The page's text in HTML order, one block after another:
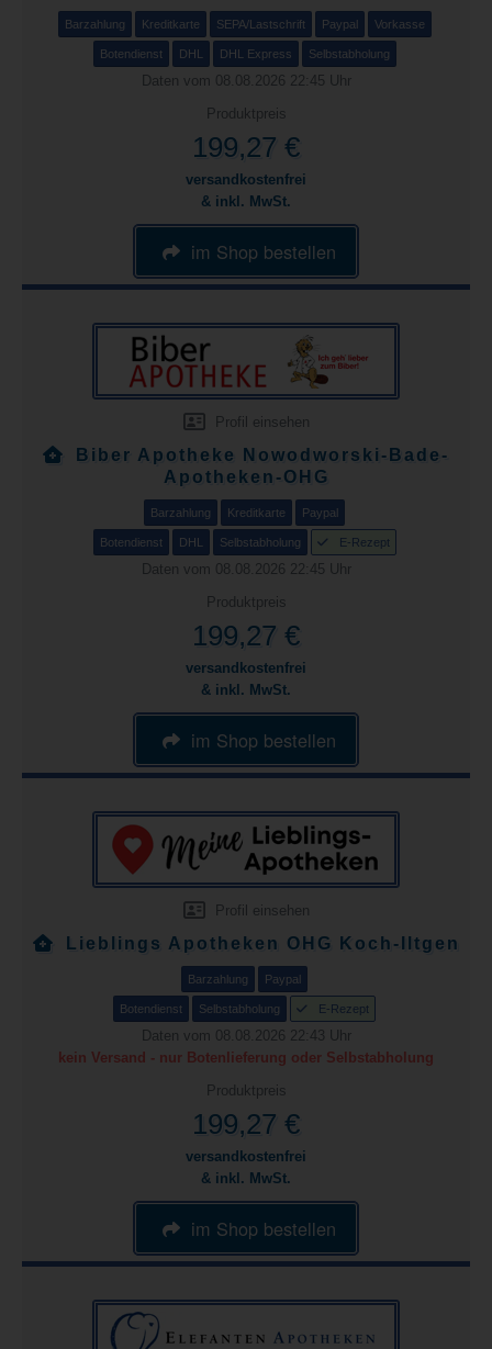
Barzahlung Kreditkarte SEPA/Lastschrift Paypal Vorkasse
Botendienst DHL DHL Express Selbstabholung
Daten vom 08.08.2026 22:45 Uhr
Produktpreis
199,27 €
versandkostenfrei
& inkl. MwSt.
im Shop bestellen
Profil einsehen
Biber Apotheke Nowodworski-Bade-
Apotheken-OHG
Barzahlung Kreditkarte Paypal
Botendienst DHL Selbstabholung E-Rezept
Daten vom 08.08.2026 22:45 Uhr
Produktpreis
199,27 €
versandkostenfrei
& inkl. MwSt.
im Shop bestellen
Profil einsehen
Lieblings Apotheken OHG Koch-Iltgen
Barzahlung Paypal
Botendienst Selbstabholung E-Rezept
Daten vom 08.08.2026 22:43 Uhr
kein Versand - nur Botenlieferung oder Selbstabholung
Produktpreis
199,27 €
versandkostenfrei
& inkl. MwSt.
im Shop bestellen